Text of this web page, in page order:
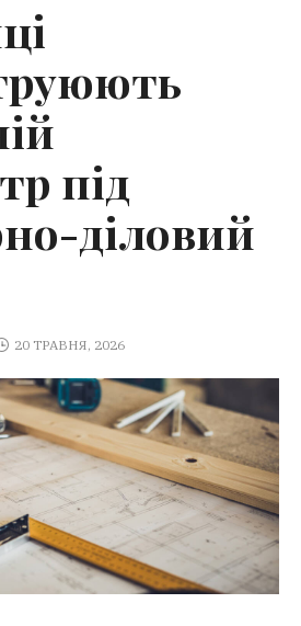
під
діловий
20 ТРАВНЯ, 2026